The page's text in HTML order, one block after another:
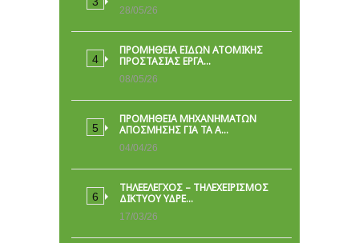
28/05/26
ΠΡΟΜΉΘΕΙΑ ΕΙΔΏΝ ΑΤΟΜΙΚΉΣ
ΠΡΟΣΤΑΣΊΑΣ ΕΡΓΑ…
08/05/26
ΠΡΟΜΗΘΕΙΑ ΜΗΧΑΝΗΜΑΤΩΝ
ΑΠΟΣΜΗΣΗΣ ΓΙΑ ΤΑ Α…
04/04/26
ΤΗΛΕΕΛΕΓΧΟΣ – ΤΗΛΕΧΕΙΡΙΣΜΟΣ
ΔΙΚΤΥΟΥ ΥΔΡΕ…
17/03/26